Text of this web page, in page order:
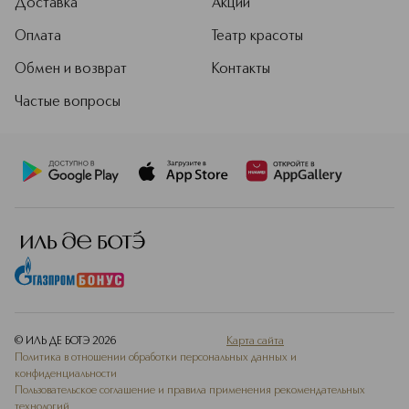
Доставка
Оплата
Обмен и возврат
Частые вопросы
Акции
Театр красоты
Контакты
© ИЛЬ ДЕ БОТЭ 2026
Карта сайта
Политика в отношении обработки персональных данных и
конфиденциальности
Пользовательское соглашение и правила применения рекомендательных